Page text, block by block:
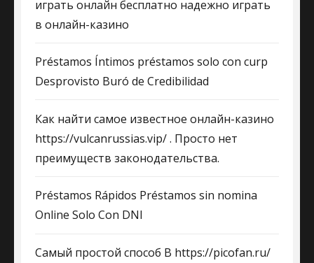
играть онлайн бесплатно надежно играть
в онлайн-казино
Préstamos Íntimos préstamos solo con curp
Desprovisto Buró de Credibilidad
Как найти самое известное онлайн-казино
https://vulcanrussias.vip/ . Просто нет
преимуществ законодательства.
Préstamos Rápidos Préstamos sin nomina
Online Solo Con DNI
Самый простой способ В https://picofan.ru/